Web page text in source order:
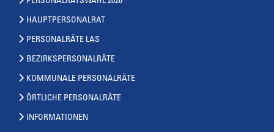
HAUPTPERSONALRAT
PERSONALRÄTE LAS
BEZIRKSPERSONALRÄTE
KOMMUNALE PERSONALRÄTE
ÖRTLICHE PERSONALRÄTE
INFORMATIONEN